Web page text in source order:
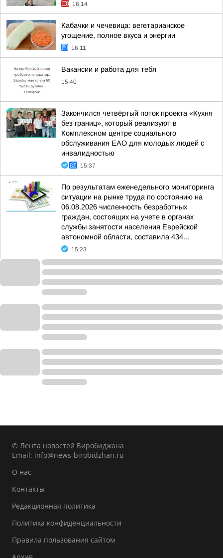
16:14
Кабачки и чечевица: вегетарианское
угощение, полное вкуса и энергии
16:11
Вакансии и работа для тебя
15:40
Закончился четвёртый поток проекта «Кухня
без границ», который реализуют в
Комплексном центре социального
обслуживания ЕАО для молодых людей с
инвалидностью
15:37
По результатам еженедельного мониторинга
ситуации на рынке труда по состоянию на
06.08.2026 численность безработных
граждан, состоящих на учете в органах
службы занятости населения Еврейской
автономной области, составила 434...
15:23
© Лента новостей Биробиджана
Email: info@news-birobidzhan.ru
О нас
Контакты
Редакционная политика
Политика конфиденциальности
Правила пользования сайтом